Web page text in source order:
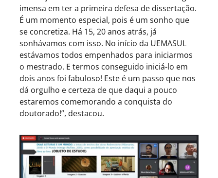
imensa em ter a primeira defesa de dissertação.
É um momento especial, pois é um sonho que
se concretiza. Há 15, 20 anos atrás, já
sonhávamos com isso. No início da UEMASUL
estávamos todos empenhados para iniciarmos
o mestrado. E termos conseguido iniciá-lo em
dois anos foi fabuloso! Este é um passo que nos
dá orgulho e certeza de que daqui a pouco
estaremos comemorando a conquista do
doutorado!”, destacou.